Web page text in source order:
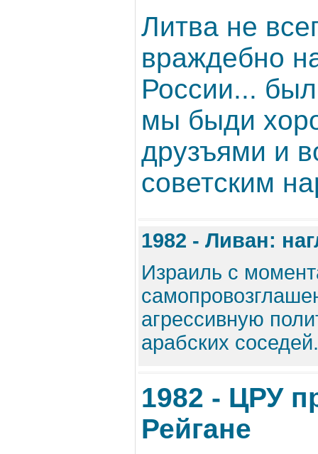
Литва не
враждебно
России...
мы быди
друзъями и
советским
1982 - Ливан:
Израиль с
агрессивную
арабских
1982 - ЦРУ
Рейгане